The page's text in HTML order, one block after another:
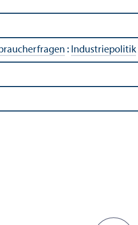
: Industriepolitik